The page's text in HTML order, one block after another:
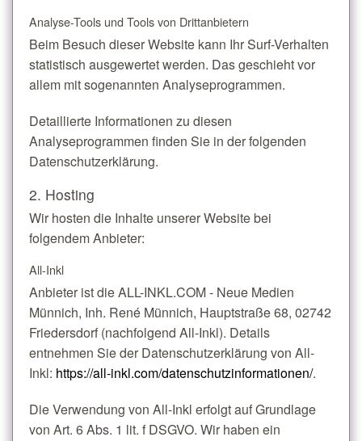
Analyse-Tools und Tools von Dritt­anbietern
Beim Besuch dieser Website kann Ihr Surf-Verhalten
statistisch ausgewertet werden. Das geschieht vor
allem mit sogenannten Analyseprogrammen.
Detaillierte Informationen zu diesen
Analyseprogrammen finden Sie in der folgenden
Datenschutzerklärung.
2. Hosting
Wir hosten die Inhalte unserer Website bei
folgendem Anbieter:
All-Inkl
Anbieter ist die ALL-INKL.COM - Neue Medien
Münnich, Inh. René Münnich, Hauptstraße 68, 02742
Friedersdorf (nachfolgend All-Inkl). Details
entnehmen Sie der Datenschutzerklärung von All-
Inkl: https://all-inkl.com/datenschutzinformationen/.
Die Verwendung von All-Inkl erfolgt auf Grundlage
von Art. 6 Abs. 1 lit. f DSGVO. Wir haben ein